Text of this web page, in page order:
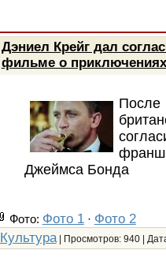
Дэниел Крейг дал
фильме о
Джеймса Бонда
Фото: Фото 1· Фото 2
Культура| Просмотров: 940 |